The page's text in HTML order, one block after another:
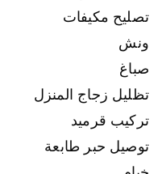
تصليح مكيفات
ونش
صباغ
تظليل زجاج المنزل
تركيب قرميد
توصيل حبر طابعة